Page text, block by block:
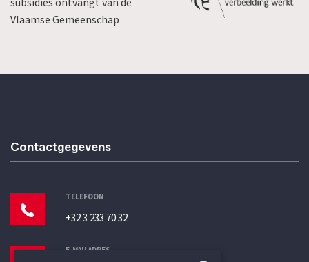
subsidies ontvangt van de
Vlaamse Gemeenschap
Contactgegevens
TELEFOON
+32 3 233 70 32
E-MAILADRES